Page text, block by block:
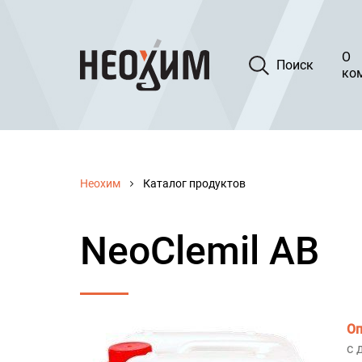
Поиск
О
Неохим Каталог продуктов
NeoClemil AB
с